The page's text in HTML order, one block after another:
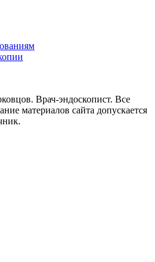
Врач-эндоскопист. Все
материалов сайта допускается